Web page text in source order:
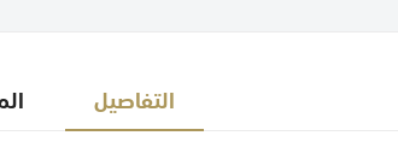
التفاصيل